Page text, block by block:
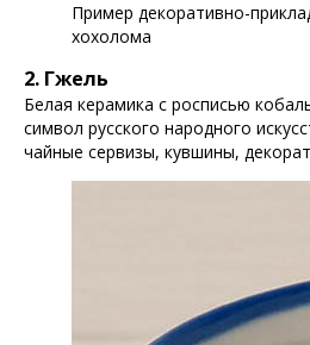
Пример декоративно-
хохолома
2. Гжель
Белая керамика с росписью
символ русского народного
чайные сервизы, кувшины,